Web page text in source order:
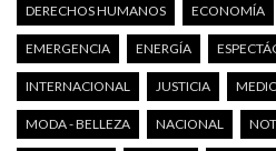
DERECHOS HUMANOS ECONOMÍA
EMERGENCIA ENERGÍA
INTERNACIONAL JUSTICIA
MODA - BELLEZA NACIONAL